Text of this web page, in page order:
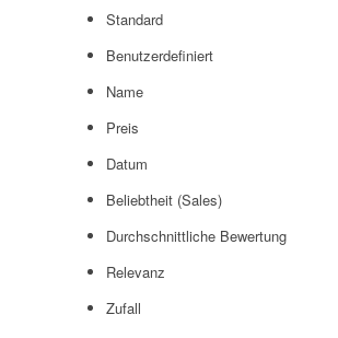
Standard
Benutzerdefiniert
Name
Preis
Datum
Beliebtheit (Sales)
Durchschnittliche Bewertung
Relevanz
Zufall